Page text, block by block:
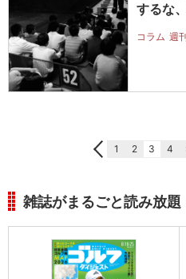
するな
コラム 週
1 2 3 4
雑誌がまるごと読み放題